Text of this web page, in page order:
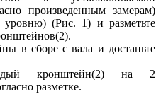
произведенным замерам)
уровню) (Рис. 1) и разметьте
в сборе с вала и достаньте
кронштейн(2) на 2
разметке.